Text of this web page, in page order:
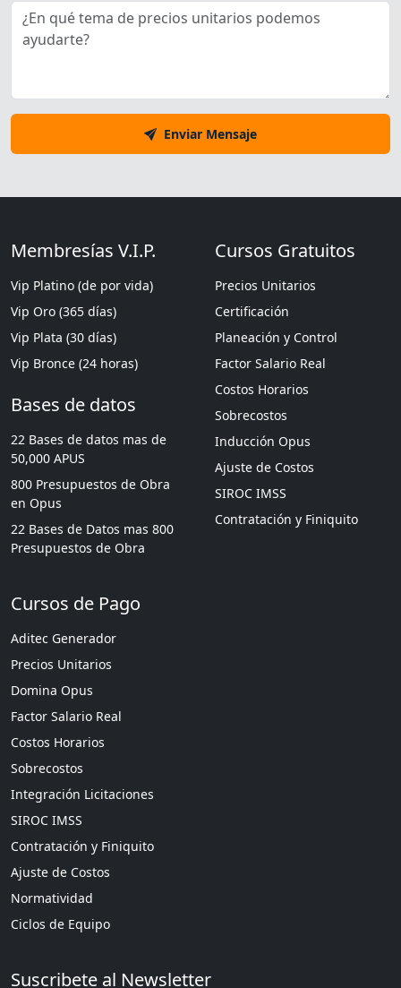
Enviar Mensaje
Membresías V.I.P.
Vip Platino (de por vida)
Vip Oro (365 días)
Vip Plata (30 días)
Vip Bronce (24 horas)
Bases de datos
22 Bases de datos mas de
50,000 APUS
800 Presupuestos de Obra
en Opus
22 Bases de Datos mas 800
Presupuestos de Obra
Cursos Gratuitos
Precios Unitarios
Certificación
Planeación y Control
Factor Salario Real
Costos Horarios
Sobrecostos
Inducción Opus
Ajuste de Costos
SIROC IMSS
Contratación y Finiquito
Cursos de Pago
Aditec Generador
Precios Unitarios
Domina Opus
Factor Salario Real
Costos Horarios
Sobrecostos
Integración Licitaciones
SIROC IMSS
Contratación y Finiquito
Ajuste de Costos
Normatividad
Ciclos de Equipo
Suscribete al Newsletter